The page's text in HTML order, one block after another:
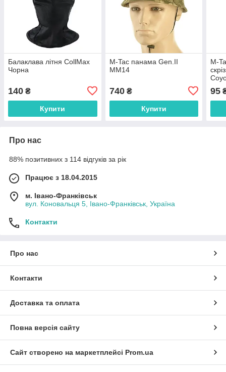
Балаклава літня CollMax
Чорна
140 ₴
Купити
M-Tac панама Gen.II
MM14
740₴
Купити
M-
95
Про нас
88% позитивних з 114 відгуків за рік
Працює з 18.04.2015
м. Івано-Франківськ
вул. Коновальця 5, Івано-Франківськ, Україна
Контакти
Про нас
Контакти
Доставка та оплата
Повна версія сайту
Сайт створено на маркетплейсі Prom.ua